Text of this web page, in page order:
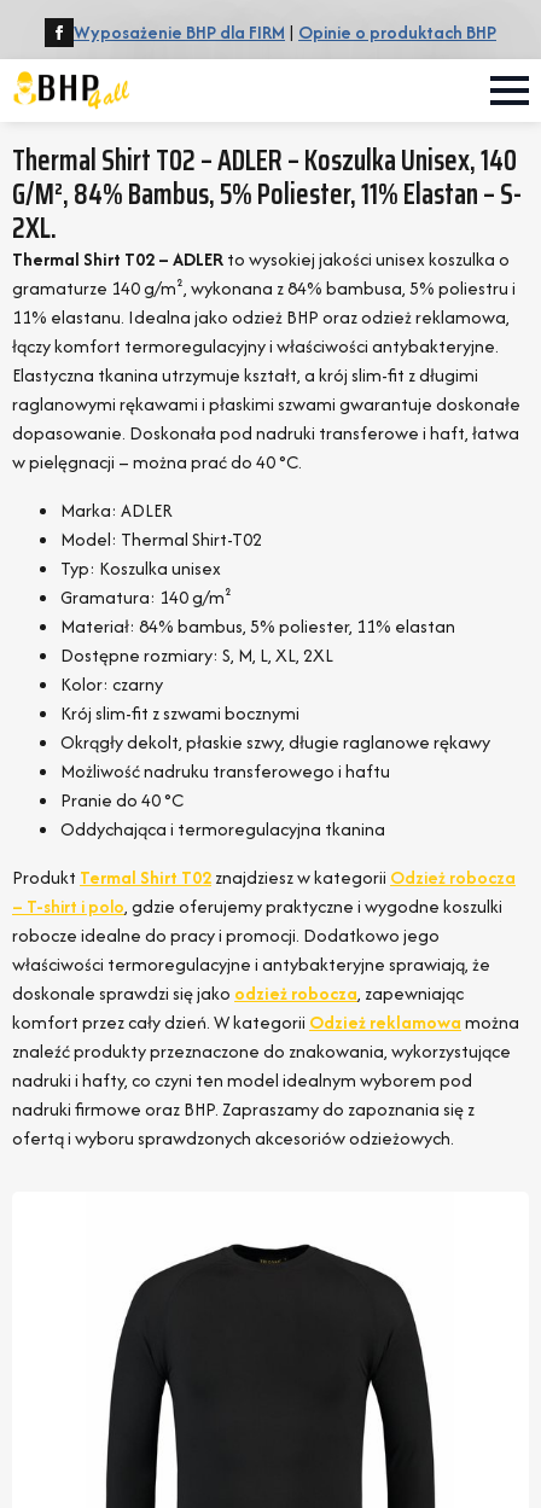
Wyposażenie BHP dla FIRM | Opinie o produktach BHP
Thermal Shirt T02 – ADLER – Koszulka Unisex, 140
G/m², 84% Bambus, 5% Poliester, 11% Elastan – S-
2XL.
Thermal Shirt T02 – ADLERto wysokiej jakości unisex koszulka o
gramaturze 140 g/m², wykonana z 84% bambusa, 5% poliestru i
11% elastanu. Idealna jako odzież BHP oraz odzież reklamowa,
łączy komfort termoregulacyjny i właściwości antybakteryjne.
Elastyczna tkanina utrzymuje kształt, a krój slim-fit z długimi
raglanowymi rękawami i płaskimi szwami gwarantuje doskonałe
dopasowanie. Doskonała pod nadruki transferowe i haft, łatwa
w pielęgnacji – można prać do 40 °C.
Marka: ADLER
Model: Thermal Shirt-T02
Typ: Koszulka unisex
Gramatura: 140 g/m²
Materiał: 84% bambus, 5% poliester, 11% elastan
Dostępne rozmiary: S, M, L, XL, 2XL
Kolor: czarny
Krój slim-fit z szwami bocznymi
Okrągły dekolt, płaskie szwy, długie raglanowe rękawy
Możliwość nadruku transferowego i haftu
Pranie do 40 °C
Oddychająca i termoregulacyjna tkanina
Produkt Termal Shirt T02znajdziesz w kategorii Odzież robocza
– T-shirt i polo, gdzie oferujemy praktyczne i wygodne koszulki
robocze idealne do pracy i promocji. Dodatkowo jego
właściwości termoregulacyjne i antybakteryjne sprawiają, że
doskonale sprawdzi się jako odzież robocza, zapewniając
komfort przez cały dzień. W kategorii Odzież reklamowamożna
znaleźć produkty przeznaczone do znakowania, wykorzystujące
nadruki i hafty, co czyni ten model idealnym wyborem pod
nadruki firmowe oraz BHP. Zapraszamy do zapoznania się z
ofertą i wyboru sprawdzonych akcesoriów odzieżowych.